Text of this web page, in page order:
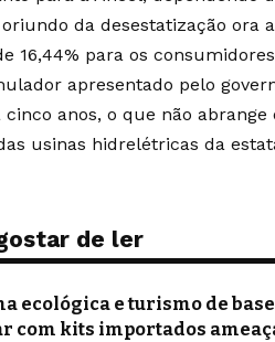
da desestatização ora
16,44% para os
apresentado pelo
anos, o que não abrange
usinas hidrelétricas da
de ler
ecológica e turismo de
com kits importados